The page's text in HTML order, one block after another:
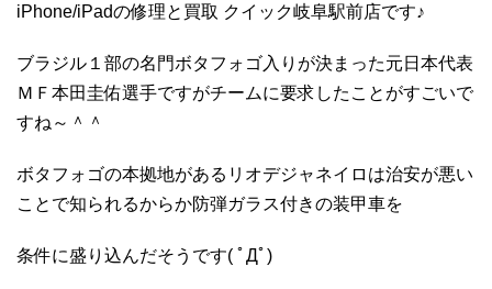
iPhone/iPadの修理と買取 クイック岐阜駅前店です♪
ブラジル１部の名門ボタフォゴ入りが決まった元日本代表
ＭＦ本田圭佑選手ですがチームに要求したことがすごいで
すね～＾＾
ボタフォゴの本拠地があるリオデジャネイロは治安が悪い
ことで知られるからか防弾ガラス付きの装甲車を
条件に盛り込んだそうです( ﾟДﾟ)